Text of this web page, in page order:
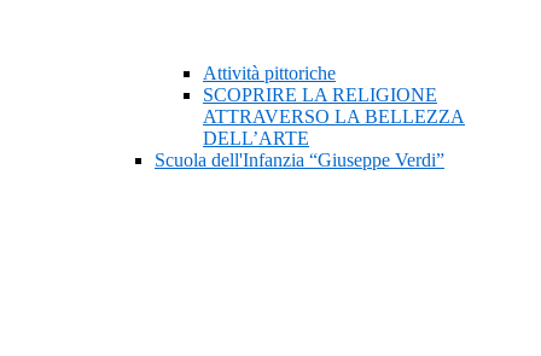
Attività pittoriche
SCOPRIRE LA RELIGIONE
ATTRAVERSO LA BELLEZZA
DELL’ARTE
Scuola dell'Infanzia “Giuseppe Verdi”